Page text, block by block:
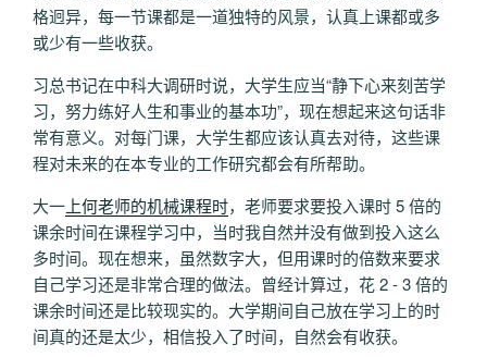
格迥异，每一节课都是一道独特的风景，认真上课都或多
或少有一些收获。
习总书记在中科大调研时说，大学生应当“静下心来刻苦学
习，努力练好人生和事业的基本功”，现在想起来这句话非
常有意义。对每门课，大学生都应该认真去对待，这些课
程对未来的在本专业的工作研究都会有所帮助。
大一 上何老师的机械课程时，老师要求要投入课时 5 倍的
课余时间在课程学习中，当时我自然并没有做到投入这么
多时间。现在想来，虽然数字大，但用课时的倍数来要求
自己学习还是非常合理的做法。曾经计算过，花 2 - 3 倍的
课余时间还是比较现实的。大学期间自己放在学习上的时
间真的还是太少，相信投入了时间，自然会有收获。